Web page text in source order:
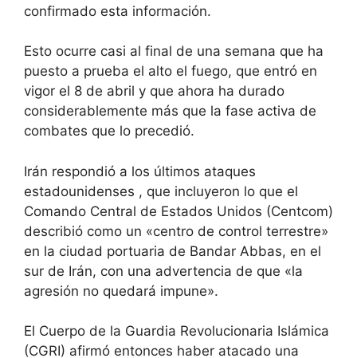
confirmado esta información.
Esto ocurre casi al final de una semana que ha
puesto a prueba el alto el fuego, que entró en
vigor el 8 de abril y que ahora ha durado
considerablemente más que la fase activa de
combates que lo precedió.
Irán respondió a los últimos ataques
estadounidenses , que incluyeron lo que el
Comando Central de Estados Unidos (Centcom)
describió como un «centro de control terrestre»
en la ciudad portuaria de Bandar Abbas, en el
sur de Irán, con una advertencia de que «la
agresión no quedará impune».
El Cuerpo de la Guardia Revolucionaria Islámica
(CGRI) afirmó entonces haber atacado una